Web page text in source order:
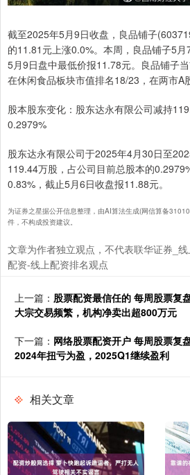
截至2025年5月9日收盘，良品铺子
的11.81元上涨0.0%。本周，良品铺子5月
5月9日盘中最低价报11.78元。良品铺子
在休闲食品板块市值排名18/23，在两市A
股本股东变化：股东达永有限公司减持
0.2979%
股东达永有限公司于2025年4月30日至
119.44万股，占公司目前总股本的
0.83%，截止5月6日收盘报11.88元。
为证券之星据公开信息整理，由AI算法生成(网信算备
件，不构成投资建议。
文章为作者独立观点，不代表联华证券_
配资-线上配资排名观点
上一篇： 股票配资最信任的 每周股票复
大宗交易频繁，机构净卖出超800万元
下一篇： 网络股票配资开户 每周股票复
2024年扭亏为盈，2025Q1继续盈利
相关文章